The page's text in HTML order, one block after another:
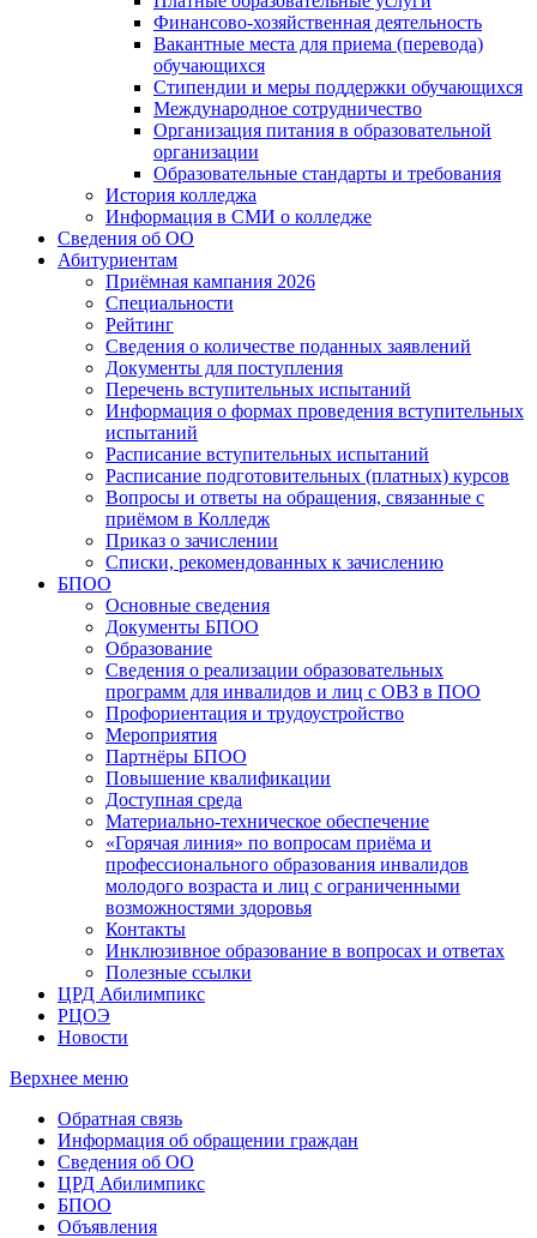
Финансово-хозяйственная деятельность
Вакантные места для приема (перевода)
обучающихся
Стипендии и меры поддержки обучающихся
Международное сотрудничество
Организация питания в образовательной
организации
Образовательные стандарты и требования
История колледжа
Информация в СМИ о колледже
Сведения об ОО
Абитуриентам
Приёмная кампания 2026
Специальности
Рейтинг
Сведения о количестве поданных заявлений
Документы для поступления
Перечень вступительных испытаний
Информация о формах проведения вступительных
испытаний
Расписание вступительных испытаний
Расписание подготовительных (платных) курсов
Вопросы и ответы на обращения, связанные с
приёмом в Колледж
Приказ о зачислении
Списки, рекомендованных к зачислению
БПОО
Основные сведения
Документы БПОО
Образование
Сведения о реализации образовательных
программ для инвалидов и лиц с ОВЗ в ПОО
Профориентация и трудоустройство
Мероприятия
Партнёры БПОО
Повышение квалификации
Доступная среда
Материально-техническое обеспечение
«Горячая линия» по вопросам приёма и
профессионального образования инвалидов
молодого возраста и лиц с ограниченными
возможностями здоровья
Контакты
Инклюзивное образование в вопросах и ответах
Полезные ссылки
ЦРД Абилимпикс
РЦОЭ
Новости
Верхнее меню
Обратная связь
Информация об обращении граждан
Сведения об ОО
ЦРД Абилимпикс
БПОО
Объявления